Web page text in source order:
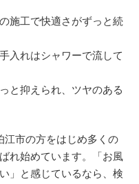
施工で快適さがずっと続
入れはシャワーで流して
と抑えられ、ツヤのある
江市の方をはじめ多くの
れ始めています。「お風
」と感じているなら、検